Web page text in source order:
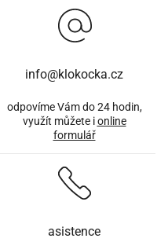
info@klokocka.cz
odpovíme Vám do 24 hodin,
využít můžete ionline
formulář
asistence